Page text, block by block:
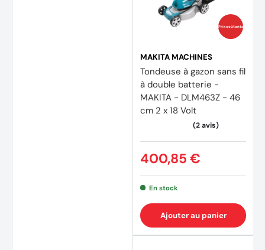
Prix coûtants
MAKITA MACHINES
Tondeuse à gazon sans fil
à double batterie -
MAKITA - DLM463Z - 46
cm 2 x 18 Volt
400,85 €
En stock
Ajouter au panier